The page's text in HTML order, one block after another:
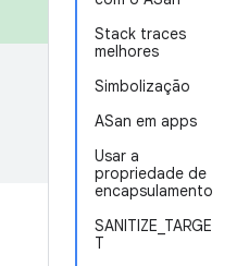
Stack traces
melhores
Simbolização
ASan em apps
Usar a
propriedade de
encapsulamento
SANITIZE_TARGE
T